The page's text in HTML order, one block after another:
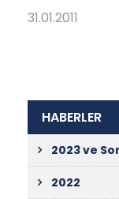
31.01.2011
HABERLER
2023 ve
2022